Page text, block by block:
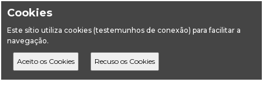
Cookies
Este sítio utiliza cookies (testemunhos de conexão) para facilitar a
navegação.
HomeDestaques Geral Pobreza Energética em Consulta Pública